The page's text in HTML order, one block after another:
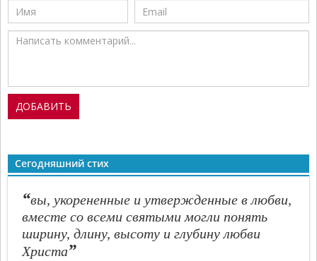
Сегодняшний стих
“вы, укорененные и утвержденные в любви,
вместе со всеми святыми могли понять
ширину, длину, высоту и глубину любви
Христа”